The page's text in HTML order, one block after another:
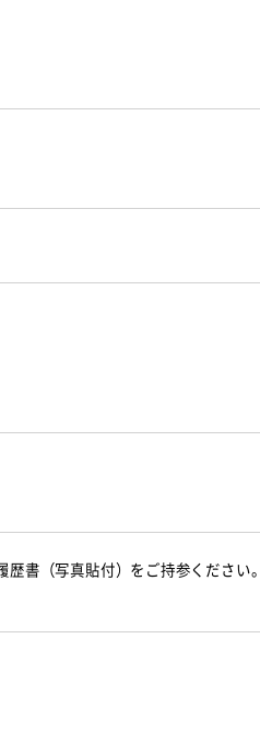
書（写真貼付）をご持参ください。